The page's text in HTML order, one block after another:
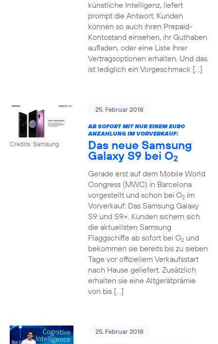
künstliche Intelligenz, liefert
prompt die Antwort. Kunden
können so auch ihren Prepaid-
Kontostand einsehen, ihr Guthaben
aufladen, oder eine Liste ihrer
Vertragsoptionen erhalten. Und das
ist lediglich ein Vorgeschmack […]
Credits: Samsung
25. Februar 2018
AB SOFORT MIT NUR EINEM EURO
ANZAHLUNG IM VORVERKAUF:
Das neue Samsung
Galaxy S9 bei O2
Gerade erst auf dem Mobile World
Congress (MWC) in Barcelona
vorgestellt und schon bei O2im
Vorverkauf: Das Samsung Galaxy
S9 und S9+. Kunden sichern sich
die aktuellsten Samsung
Flaggschiffe ab sofort bei O2und
bekommen sie bereits bis zu sieben
Tage vor offiziellem Verkaufsstart
nach Hause geliefert. Zusätzlich
erhalten sie eine Altgerätprämie
von bis […]
25. Februar 2018